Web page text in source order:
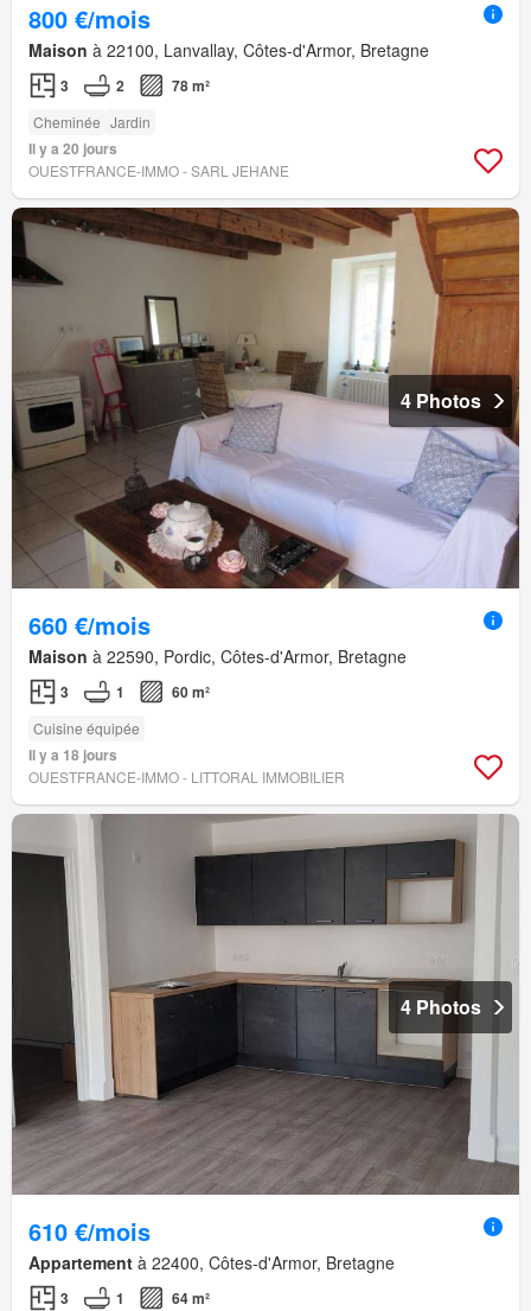
800 €/mois
Maison à 22100, Lanvallay, Côtes-d'Armor, Bretagne
3 2 78 m²
Cheminée Jardin
Il y a 20 jours
OUESTFRANCE-IMMO - SARL JEHANE
4 Photos
660 €/mois
Maison à 22590, Pordic, Côtes-d'Armor, Bretagne
3 1 60 m²
Cuisine équipée
Il y a 18 jours
OUESTFRANCE-IMMO - LITTORAL IMMOBILIER
4 Photos
610 €/mois
Appartement à 22400, Côtes-d'Armor, Bretagne
3 1 64 m²